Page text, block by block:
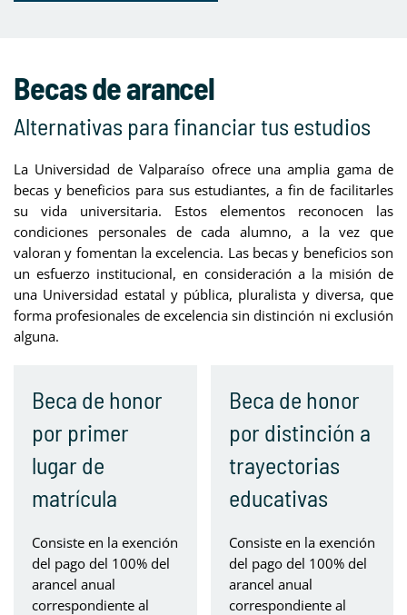
Becas de arancel
Alternativas para financiar tus estudios
La Universidad de Valparaíso ofrece una amplia gama de
becas y beneficios para sus estudiantes, a fin de facilitarles
su vida universitaria. Estos elementos reconocen las
condiciones personales de cada alumno, a la vez que
valoran y fomentan la excelencia. Las becas y beneficios son
un esfuerzo institucional, en consideración a la misión de
una Universidad estatal y pública, pluralista y diversa, que
forma profesionales de excelencia sin distinción ni exclusión
alguna.
Beca de honor
por primer
lugar de
matrícula
Consiste en la exención
del pago del 100% del
arancel anual
correspondiente al
Beca de honor
por distinción a
trayectorias
educativas
Consiste en la exención
del pago del 100% del
arancel anual
correspondiente al